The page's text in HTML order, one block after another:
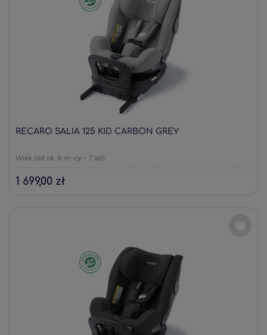
RECARO SALIA 125 KID CARBON GREY
Wiek (od ok. 6 m-cy - 7 lat)
1 699,00 zł